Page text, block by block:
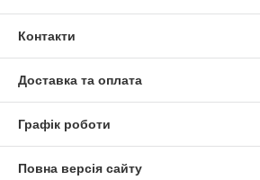
Контакти
Доставка та оплата
Графік роботи
Повна версія сайту